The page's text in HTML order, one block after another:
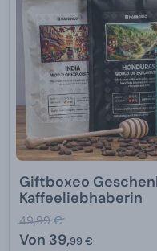
Giftboxeo
Kaffeeliebhaberin
49,99 €
Von 39,99 €